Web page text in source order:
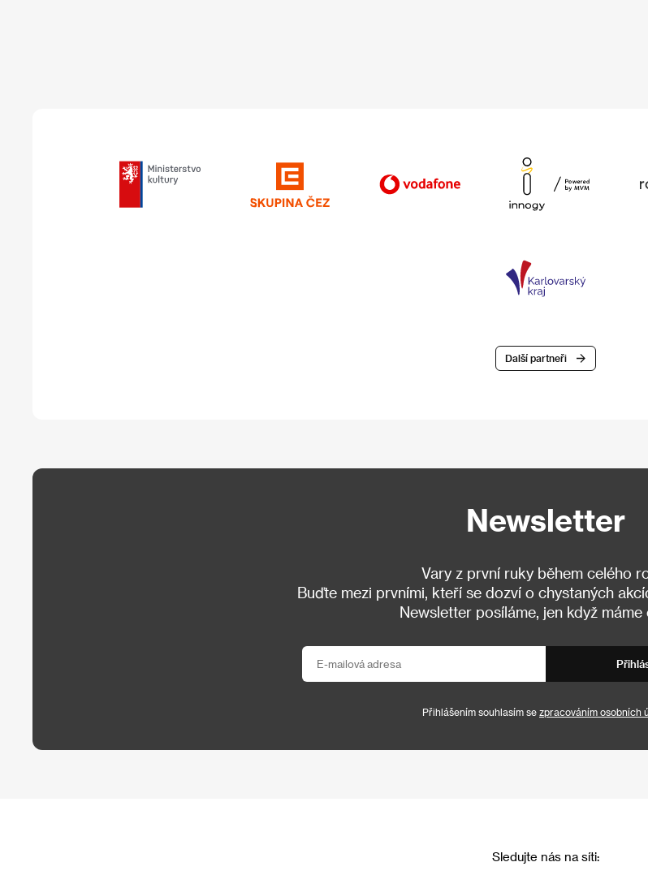
Další partneři
Newsletter
Vary z první ruky během celého
Buďte mezi prvními, kteří se dozví o chystaných
Newsletter posíláme, jen když máme
Přihlášením souhlasím se zpracováním osobních
Sledujte nás na síti: